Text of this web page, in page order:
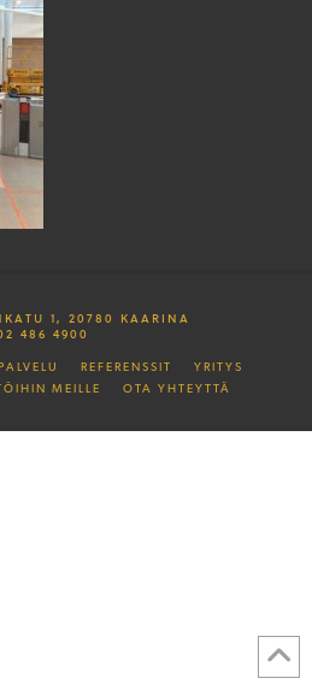
1, 20780 KAARINA
486 4900
REFERENSSIT
YRITYS
MEILLE OTA YHTEYTTÄ